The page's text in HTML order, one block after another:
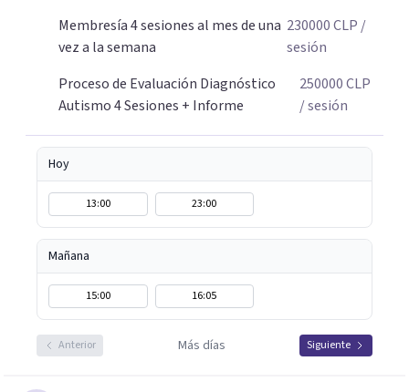
Membresía 4 sesiones al mes de una
vez a la semana
230000CLP /
sesión
Proceso de Evaluación Diagnóstico
Autismo 4 Sesiones + Informe
250000CLP
/ sesión
Hoy
13:00 23:00
Mañana
15:00 16:05
Anterior Más días Siguiente